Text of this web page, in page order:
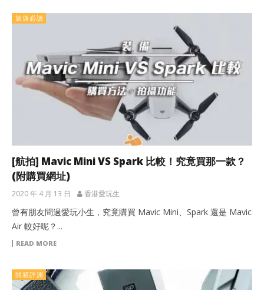
旅遊必讀
[航拍] Mavic Mini VS Spark 比較！究竟買那一款？
(附購買網址)
2020 年 4 月 13 日 香港愛玩生
曾有朋友問過愛玩小生，究竟購買 Mavic Mini、Spark 還是 Mavic
Air 較好呢？...
READ MORE
開箱評測